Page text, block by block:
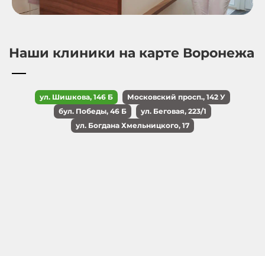
Наши клиники на карте Воронежа
ул. Шишкова, 146 Б
Московский просп., 142 У
бул. Победы, 46 Б
ул. Беговая, 223/1
ул. Богдана Хмельницкого, 17